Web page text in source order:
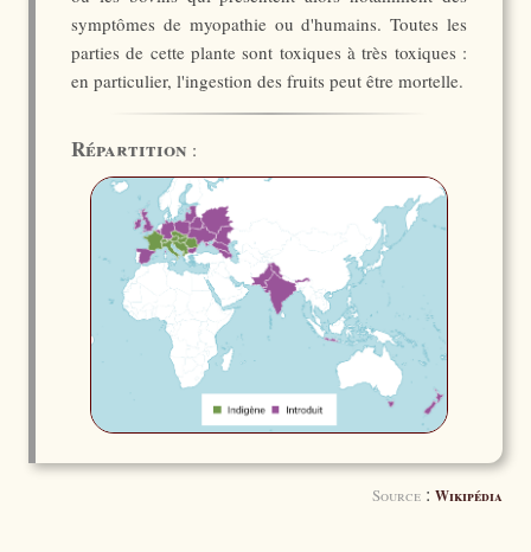
symptômes de myopathie ou d'humains. Toutes les
parties de cette plante sont toxiques à très toxiques :
en particulier, l'ingestion des fruits peut être mortelle.
Répartition :
Source : Wikipédia